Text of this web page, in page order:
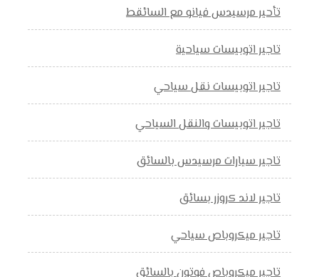
تأحير مرسيدس فيانو مع السائقط
تاجير اتوبيسات سياحية
تاجير اتوبيسات نقل سياحي
تاجير اتوبيسات والنقل السياحي
تاجير سيارات مرسيدس بالسائق
تاجير لاند كروزر بسائق
تاجير ميكروباص سياحي
تاجير ميكروباص فوتون بالسائق